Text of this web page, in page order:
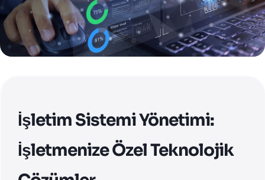
İşletim Sistemi Yönetimi:
İşletmenize Özel Teknolojik